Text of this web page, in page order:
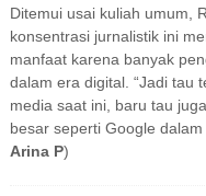
Ditemui usai kuliah umum,
konsentrasi jurnalistik ini
manfaat karena banyak
dalam era digital. “Jadi tau
media saat ini, baru tau
besar seperti Google
Arina P)